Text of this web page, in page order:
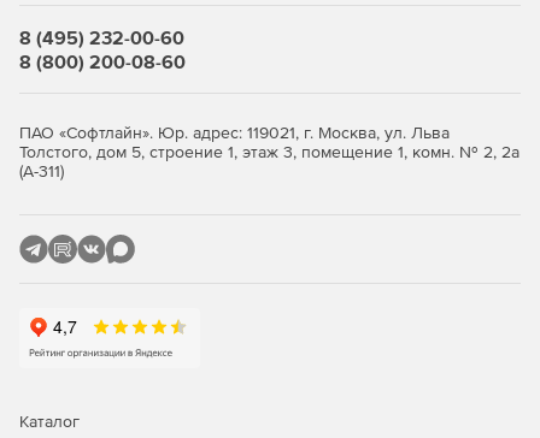
или внешним USB-устройствам хранения; включать и
выключать компьютеры по сети.
информацию о прошедших уроках и событиях в
журналах, выставлять оценки учащимся, отправлять
8 (495) 232-00-60
8 (800) 200-08-60
ПАО «Софтлайн». Юр. адрес: 119021, г. Москва, ул. Льва
Толстого, дом 5, строение 1, этаж 3, помещение 1, комн. № 2, 2а
(А-311)
Каталог